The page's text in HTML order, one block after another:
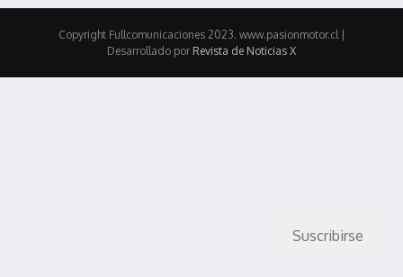
Copyright Fullcomunicaciones 2023. www.pasionmotor.cl |
Desarrollado por Revista de Noticias X
Suscribirse